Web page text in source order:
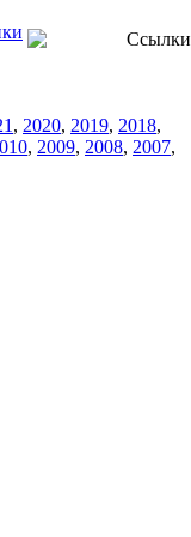
, 2020, 2019, 2018,
, 2009, 2008, 2007,